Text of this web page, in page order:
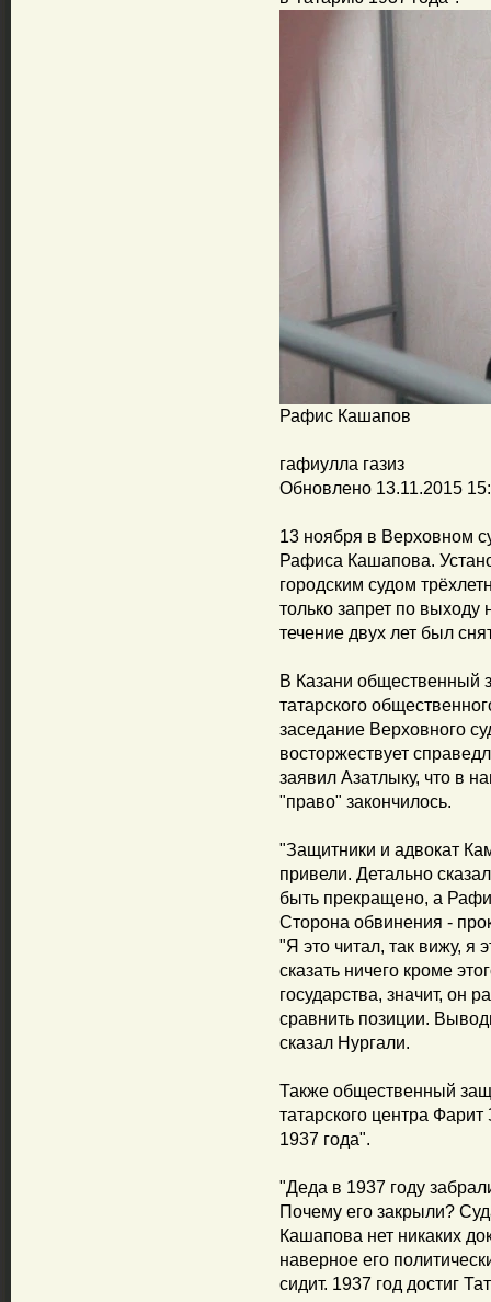
Рафис Кашапов
гафиулла газиз
Обновлено 13.11.2015
13 ноября в Верховном
Рафиса Кашапова.
городским судом
только запрет по выходу
течение двух лет был
В Казани общественный
татарского
заседание Верховного
восторжествует
заявил Азатлыку, что в
"право" закончилось.
"Защитники и адвокат
привели. Детально
быть прекращено, а
Сторона обвинения -
"Я это читал, так вижу, я
сказать ничего кроме
государства, значит, он
сравнить позиции.
сказал Нургали.
Также общественный
татарского центра
1937 года".
"Деда в 1937 году
Почему его закрыли?
Кашапова нет никаких
наверное его
сидит. 1937 год достиг